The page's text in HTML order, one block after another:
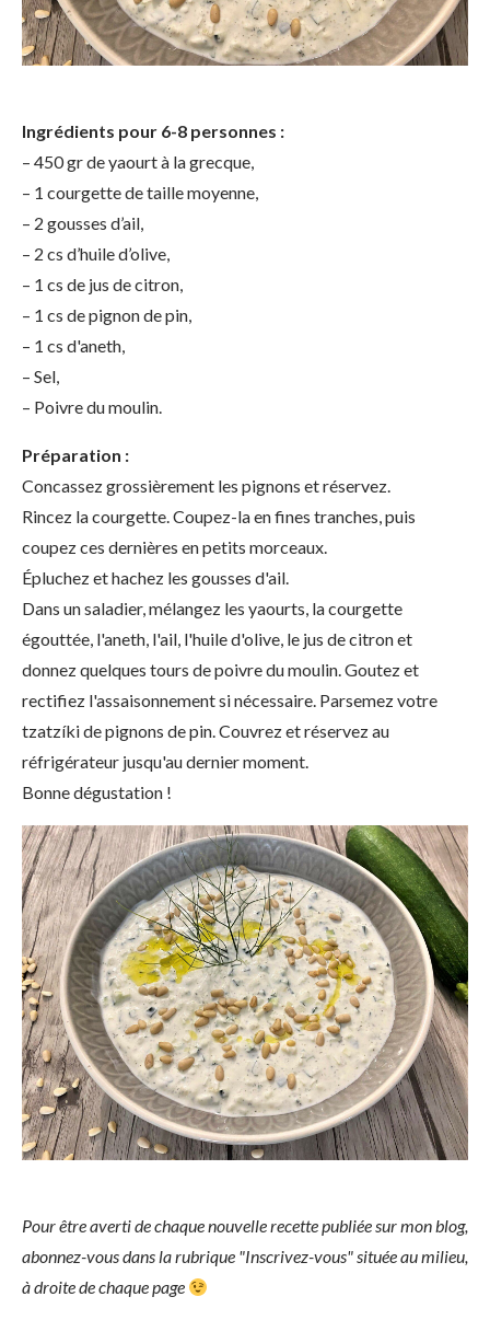
Ingrédients pour 6-8 personnes :
– 450 gr de yaourt à la grecque,
– 1 courgette de taille moyenne,
– 2 gousses d’ail,
– 2 cs d’huile d’olive,
– 1 cs de jus de citron,
– 1 cs de pignon de pin,
– 1 cs d'aneth,
– Sel,
– Poivre du moulin.
Préparation :
Concassez grossièrement les pignons et réservez.
Rincez la courgette. Coupez-la en fines tranches, puis
coupez ces dernières en petits morceaux.
Épluchez et hachez les gousses d'ail.
Dans un saladier, mélangez les yaourts, la courgette
égouttée, l'aneth, l'ail, l'huile d'olive, le jus de citron et
donnez quelques tours de poivre du moulin. Goutez et
rectifiez l'assaisonnement si nécessaire. Parsemez votre
tzatzíki de pignons de pin. Couvrez et réservez au
réfrigérateur jusqu'au dernier moment.
Bonne dégustation !
Pour être averti de chaque nouvelle recette publiée sur mon blog,
abonnez-vous dans la rubrique "Inscrivez-vous" située au milieu,
à droite de chaque page